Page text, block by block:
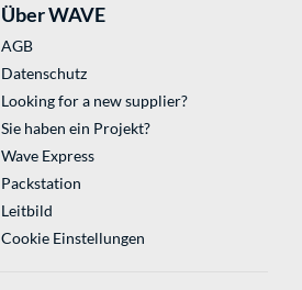
Über WAVE
AGB
Datenschutz
Looking for a new supplier?
Sie haben ein Projekt?
Wave Express
Packstation
Leitbild
Cookie Einstellungen